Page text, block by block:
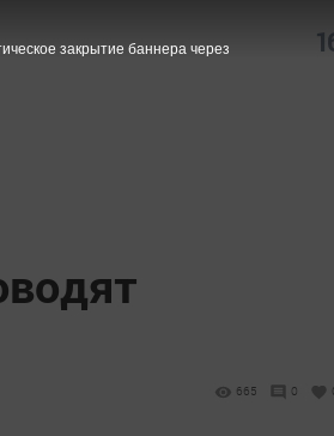
665 0
закрытие баннера через